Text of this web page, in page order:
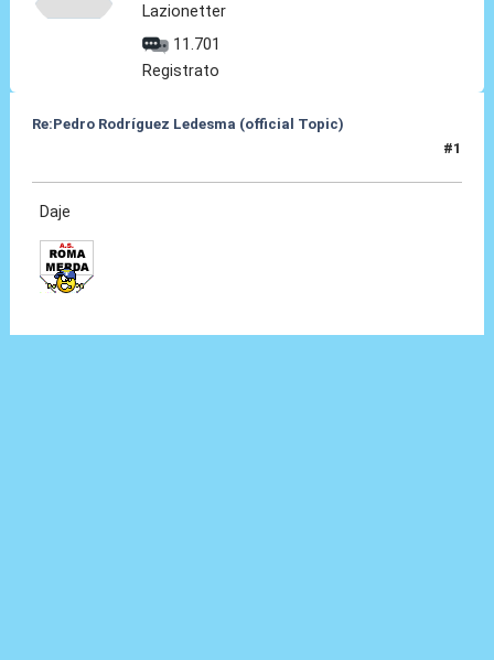
Lazionetter
11.701
Registrato
Re:Pedro Rodríguez Ledesma (official Topic)
#1
Daje